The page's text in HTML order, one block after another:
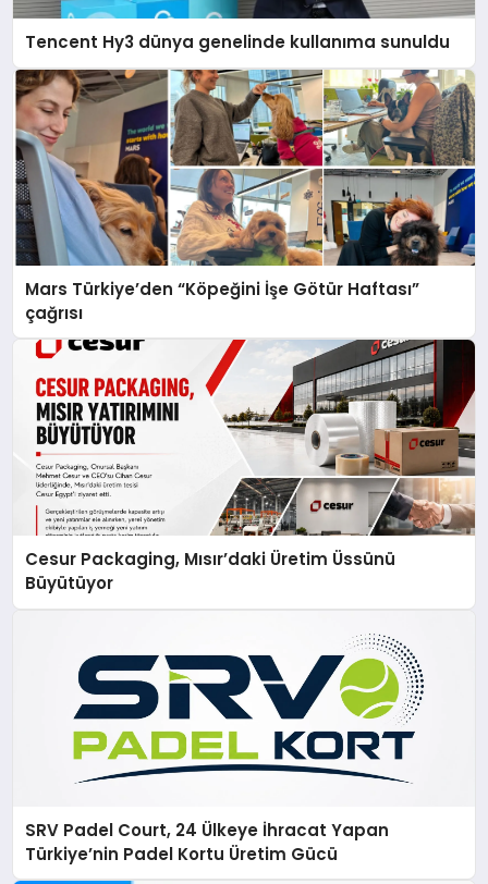
Tencent Hy3 dünya genelinde kullanıma sunuldu
Mars Türkiye’den “Köpeğini İşe Götür Haftası”
çağrısı
Cesur Packaging, Mısır’daki Üretim Üssünü
Büyütüyor
SRV Padel Court, 24 Ülkeye İhracat Yapan
Türkiye’nin Padel Kortu Üretim Gücü